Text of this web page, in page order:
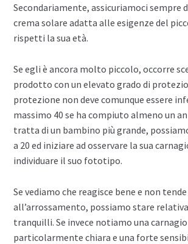
Secondariamente, assicuriamoci sempre
crema solare adatta alle esigenze del
rispetti la sua età.
Se egli è ancora molto piccolo, occorre
prodotto con un elevato grado di
protezione non deve comunque essere
massimo 40 se ha compiuto almeno un
tratta di un bambino più grande,
a 20 ed iniziare ad osservare la sua
individuare il suo fototipo.
Se vediamo che reagisce bene e non tende
all’arrossamento, possiamo stare
tranquilli. Se invece notiamo una
particolarmente chiara e una forte